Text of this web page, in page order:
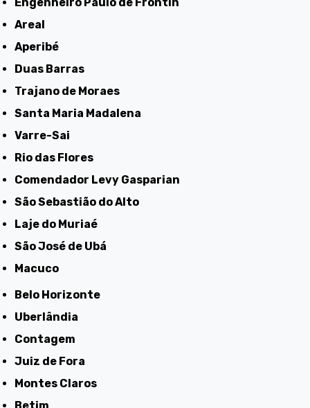
Areal
Aperibé
Duas Barras
Trajano de Moraes
Santa Maria Madalena
Varre-Sai
Rio das Flores
Comendador Levy Gasparian
São Sebastião do Alto
Laje do Muriaé
São José de Ubá
Macuco
Belo Horizonte
Uberlândia
Contagem
Juiz de Fora
Montes Claros
Betim